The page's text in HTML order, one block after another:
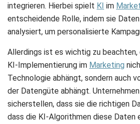
integrieren. Hierbei spielt KI im
entscheidende Rolle, indem sie
analysiert, um personalisierte
Allerdings ist es wichtig zu
KI-Implementierung im Marketing
Technologie abhängt, sondern auch
der Datengüte abhängt.
sicherstellen, dass sie die richtigen
dass die KI-Algorithmen diese